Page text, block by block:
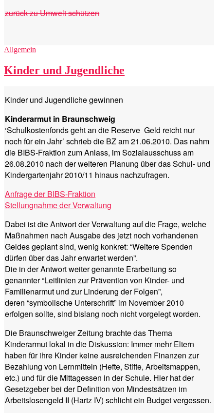
zurück zu Umwelt schützen
Kategorien
Allgemein
Kinder und Jugendliche
Kinder und Jugendliche gewinnen
Kinderarmut in Braunschweig
‘Schulkostenfonds geht an die Reserve Geld reicht nur
noch für ein Jahr’ schrieb die BZ am 21.06.2010. Das nahm
die BIBS-Fraktion zum Anlass, im Sozialausschuss am
26.08.2010 nach der weiteren Planung über das Schul- und
Kindergartenjahr 2010/11 hinaus nachzufragen.
Anfrage der BIBS-Fraktion
Stellungnahme der Verwaltung
Dabei ist die Antwort der Verwaltung auf die Frage, welche
Maßnahmen nach Ausgabe des jetzt noch vorhandenen
Geldes geplant sind, wenig konkret: “Weitere Spenden
dürfen über das Jahr erwartet werden”.
Die in der Antwort weiter genannte Erarbeitung so
genannter “Leitlinien zur Prävention von Kinder- und
Familienarmut und zur Linderung der Folgen”,
deren “symbolische Unterschrift” im November 2010
erfolgen sollte, sind bislang noch nicht vorgelegt worden.
Die Braunschweiger Zeitung brachte das Thema
Kinderarmut lokal in die Diskussion: Immer mehr Eltern
haben für ihre Kinder keine ausreichenden Finanzen zur
Bezahlung von Lernmitteln (Hefte, Stifte, Arbeitsmappen,
etc.) und für die Mittagessen in der Schule. Hier hat der
Gesetzgeber bei der Definition von Mindestsätzen im
Arbeitslosengeld II (Hartz IV) schlicht ein Budget vergessen.